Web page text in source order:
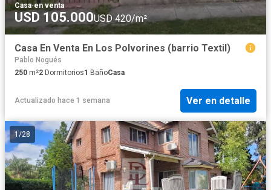
Casa·en venta
USD 105.000USD 420/m²
Casa En Venta En Los Polvorines (barrio Textil)
Pablo Nogués
250 m²2 Dormitorios1 BañoCasa
Actualizado hace 1 semana Ver en detalle
1/28